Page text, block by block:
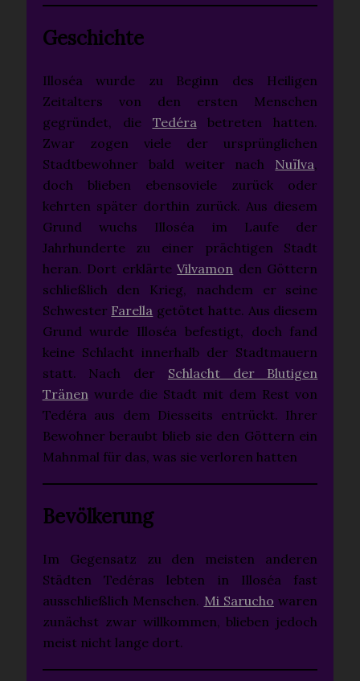
Geschichte
Illoséa wurde zu Beginn des Heiligen
Zeitalters von den ersten Menschen
gegründet, die Tedérabetreten hatten.
Zwar zogen viele der ursprünglichen
Stadtbewohner bald weiter nach Nuïlva,
doch blieben ebensoviele zurück oder
kehrten später dorthin zurück. Aus diesem
Grund wuchs Illoséa im Laufe der
Jahrhunderte zu einer prächtigen Stadt
heran. Dort erklärteVilvamon den Göttern
schließlich den Krieg, nachdem er seine
Schwester Farella getötet hatte. Aus diesem
Grund wurde Illoséa befestigt, doch fand
keine Schlacht innerhalb der Stadtmauern
statt. Nach der Schlacht der Blutigen
Tränenwurde die Stadt mit dem Rest von
Tedéra aus dem Diesseits entrückt. Ihrer
Bewohner beraubt blieb sie den Göttern ein
Mahnmal für das, was sie verloren hatten
Bevölkerung
Im Gegensatz zu den meisten anderen
Städten Tedéras lebten in Illoséa fast
ausschließlich Menschen. Mi Sarucho waren
zunächst zwar willkommen, blieben jedoch
meist nicht lange dort.